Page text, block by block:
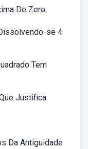
De Zero
se 4
Tem
Justifica
Da Antiguidade